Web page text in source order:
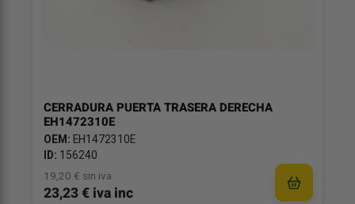
CERRADURA PUERTA TRASERA DERECHA
EH1472310E
OEM: EH1472310E
ID: 156240
19,20 € sin iva
23,23 € iva inc